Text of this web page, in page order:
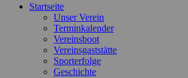
Zum
Startseite
Unser Verein
Terminkalender
Vereinsboot
Vereinsgaststätte
Sporterfolge
Geschichte